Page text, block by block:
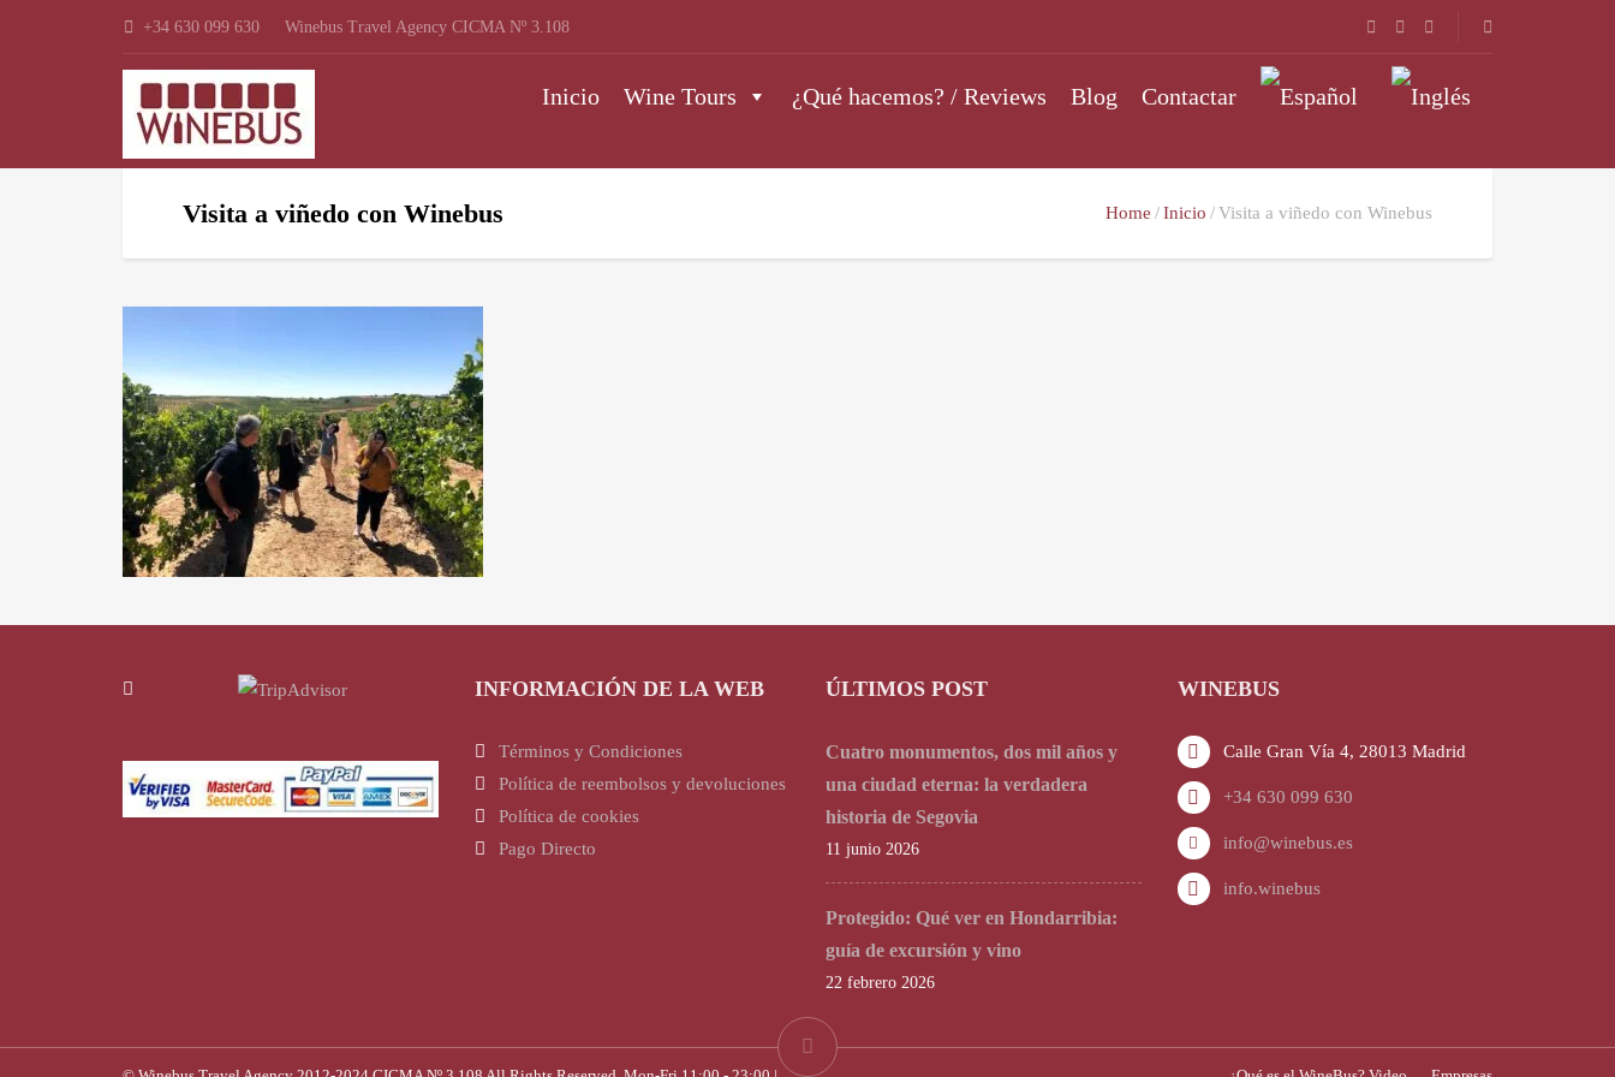
+34 630 099 630 Winebus Travel Agency CICMA Nº 3.108
Inicio Wine Tours ¿Qué hacemos? / Reviews Blog Contactar
Visita a viñedo con Winebus Home Inicio Visita a viñedo con Winebus
INFORMACIÓN DE LA WEB
Términos y Condiciones
Política de reembolsos y devoluciones
Política de cookies
Pago Directo
ÚLTIMOS POST
Cuatro monumentos, dos mil años y
una ciudad eterna: la verdadera
historia de Segovia
11 junio 2026
Protegido: Qué ver en Hondarribia:
guía de excursión y vino
22 febrero 2026
WINEBUS
Calle Gran Vía 4, 28013 Madrid
+34 630 099 630
info@winebus.es
info.winebus